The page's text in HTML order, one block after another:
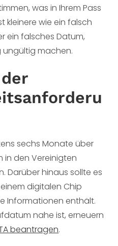
was in Ihrem Pass
kleinere wie ein falsch
ein falsches Datum,
ungültig machen.
sechs Monate über
in den Vereinigten
Darüber hinaus sollte es
digitalen Chip
Informationen enthält.
nahe ist, erneuern
beantragen.